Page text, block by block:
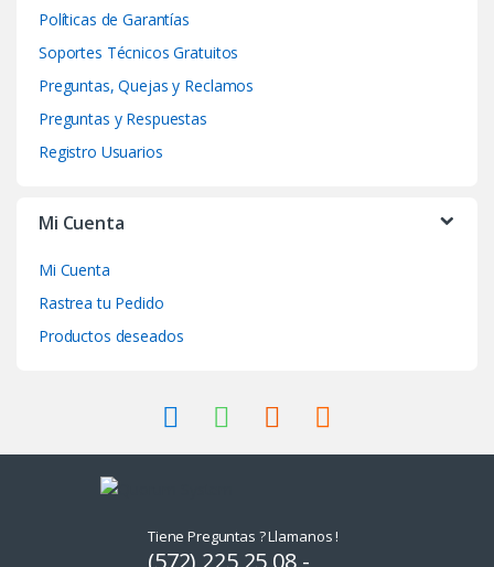
Políticas de Garantías
Soportes Técnicos Gratuitos
Preguntas, Quejas y Reclamos
Preguntas y Respuestas
Registro Usuarios
Mi Cuenta
Mi Cuenta
Rastrea tu Pedido
Productos deseados
Tiene Preguntas ? Llamanos !
(572) 225 25 08 -